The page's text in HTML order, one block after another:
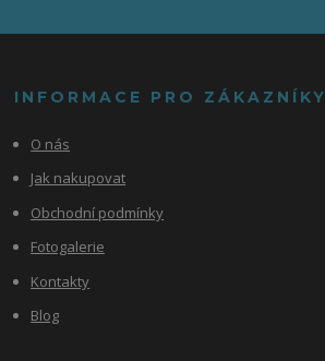
INFORMACE PRO ZÁKAZNÍKY
O nás
Jak nakupovat
Obchodní podmínky
Fotogalerie
Kontakty
Blog